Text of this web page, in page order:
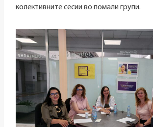
колективните сесии во помали групи.